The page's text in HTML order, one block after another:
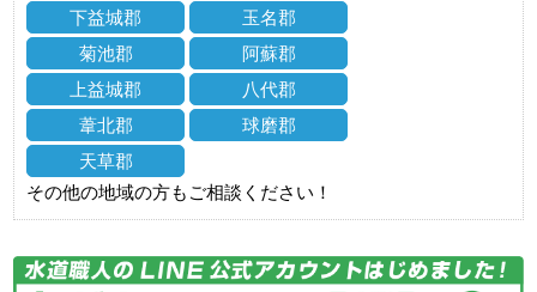
下益城郡
玉名郡
菊池郡
阿蘇郡
上益城郡
八代郡
葦北郡
球磨郡
天草郡
その他の地域の方もご相談ください！